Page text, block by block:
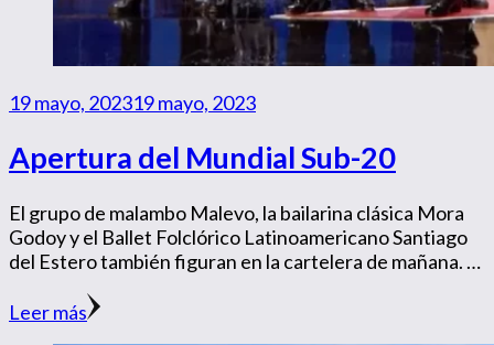
19 mayo, 202319 mayo, 2023
Apertura del Mundial Sub-20
El grupo de malambo Malevo, la bailarina clásica Mora
Godoy y el Ballet Folclórico Latinoamericano Santiago
del Estero también figuran en la cartelera de mañana. …
Leer más